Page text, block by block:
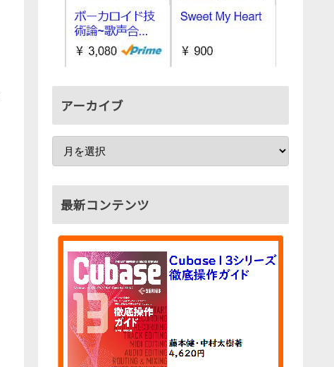
アーカイブ
最新コンテンツ